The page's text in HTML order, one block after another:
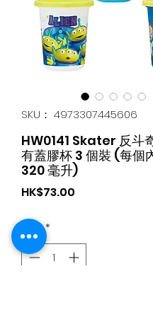
SKU： 4973307445606
HW0141 Skater 反斗
有蓋膠杯 3 個裝 (每個
320 毫升)
HK$73.00
数量*